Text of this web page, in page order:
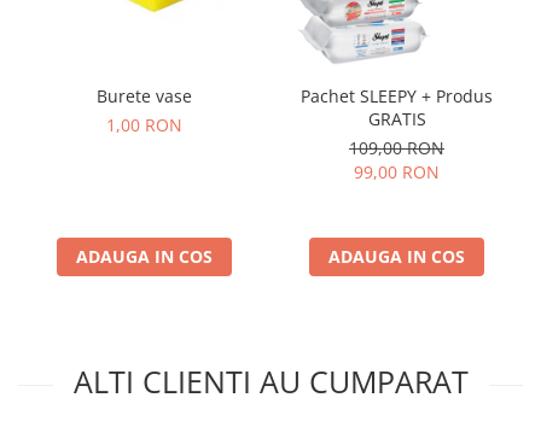
Burete vase
1,00 RON
ADAUGA IN COS
Pachet SLEEPY + Produs
GRATIS
109,00 RON
99,00 RON
ADAUGA IN COS
ALTI CLIENTI AU CUMPARAT